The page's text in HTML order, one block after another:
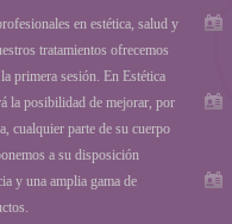
en estética, salud y
tratamientos ofrecemos
primera sesión. En Estética
la posibilidad de mejorar, por
cualquier parte de su cuerpo
a su disposición
y una amplia gama de